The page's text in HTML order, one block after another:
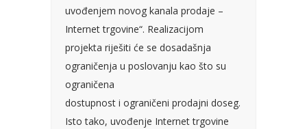
uvođenjem novog kanala prodaje –
Internet trgovine“. Realizacijom
projekta riješiti će se dosadašnja
ograničenja u poslovanju kao što su
ograničena
dostupnost i ograničeni prodajni doseg.
Isto tako, uvođenje Internet trgovine